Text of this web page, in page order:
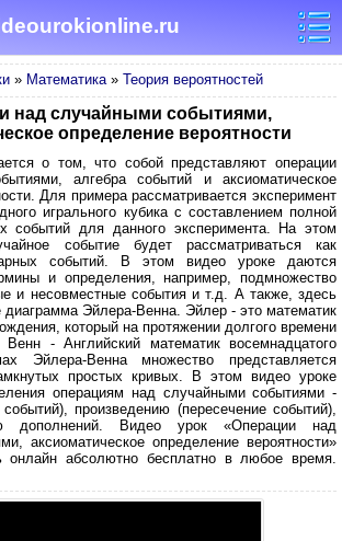
» Математика» Теория вероятностей
над случайными событиями,
определение вероятности
о том, что собой представляют операции
алгебра событий и аксиоматическое
Для примера рассматривается эксперимент
игрального кубика с составлением полной
событий для данного эксперимента. На этом
событие будет рассматриваться как
событий. В этом видео уроке даются
и определения, например, подмножество
и несовместные события и т.д. А также, здесь
диаграмма Эйлера-Венна. Эйлер - это математик
который на протяжении долгого времени
- Английский математик восемнадцатого
Эйлера-Венна множество представляется
простых кривых. В этом видео уроке
операциям над случайными событиями -
произведению (пересечение событий),
дополнений. Видео урок «Операции над
аксиоматическое определение вероятности»
онлайн абсолютно бесплатно в любое время.